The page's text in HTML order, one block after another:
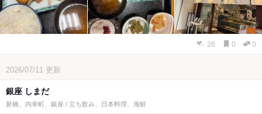
26 0 0
2026/07/11 更新
銀座 しまだ
新橋、内幸町、銀座 / 立ち飲み、日本料理、海鮮